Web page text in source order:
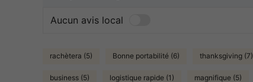
Aucun avis local
rachètera (5) Bonne portabilité (6) thanksgiving (7)
business (5) logistique rapide (1) magnifique (5)